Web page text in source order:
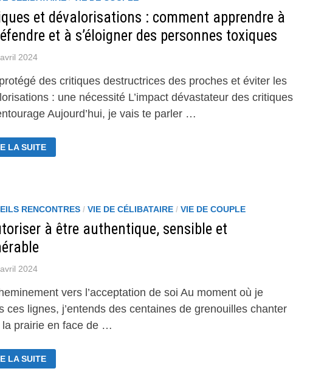
et dévalorisations : comment apprendre à
et à s’éloigner des personnes toxiques
2024
des critiques destructrices des proches et éviter les
: une nécessité L’impact dévastateur des critiques
Aujourd’hui, je vais te parler …
LA SUITE
RENCONTRES/ VIE DE CÉLIBATAIRE/ VIE DE COUPLE
à être authentique, sensible et
2024
vers l’acceptation de soi Au moment où je
ces lignes, j’entends des centaines de grenouilles chanter
la prairie en face de …
LA SUITE